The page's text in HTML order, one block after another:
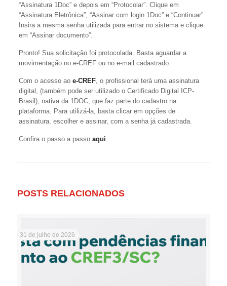
“Assinatura 1Doc” e depois em “Protocolar”. Clique em
“Assinatura Eletrônica”, “Assinar com login 1Doc” e “Continuar”.
Insira a mesma senha utilizada para entrar no sistema e clique
em “Assinar documento”.
Pronto! Sua solicitação foi protocolada. Basta aguardar a
movimentação no e-CREF ou no e-mail cadastrado.
Com o acesso aoe-CREF , o profissional terá uma assinatura
digital, (também pode ser utilizado o Certificado Digital ICP-
Brasil), nativa da 1DOC, que faz parte do cadastro na
plataforma. Para utilizá-la, basta clicar em opções de
assinatura, escolher e assinar, com a senha já cadastrada.
Confira o passo a passoaqui
POSTS RELACIONADOS
31 de julho de 2026